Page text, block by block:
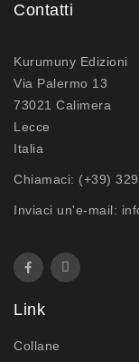
Contatti
Kurumuny Edizioni
Via Palermo 13
73021 Calimera
Lecce
Italia
Chiamaci: (+39)
Inviaci un'e-mail:
Link
Collane